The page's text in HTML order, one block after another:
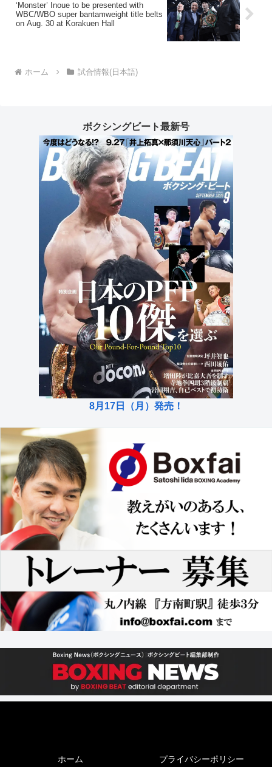
‘Monster’ Inoue to be presented with
WBC/WBO super bantamweight title belts
on Aug. 30 at Korakuen Hall
ホーム 試合情報(日本語)
ボクシングビート最新号
8月17日（月）発売！
ホーム プライバシーポリシー